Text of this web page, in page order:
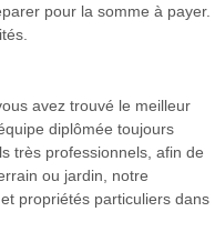
pour la somme à payer.
avez trouvé le meilleur
diplômée toujours
très professionnels, afin de
ou jardin, notre
propriétés particuliers dans